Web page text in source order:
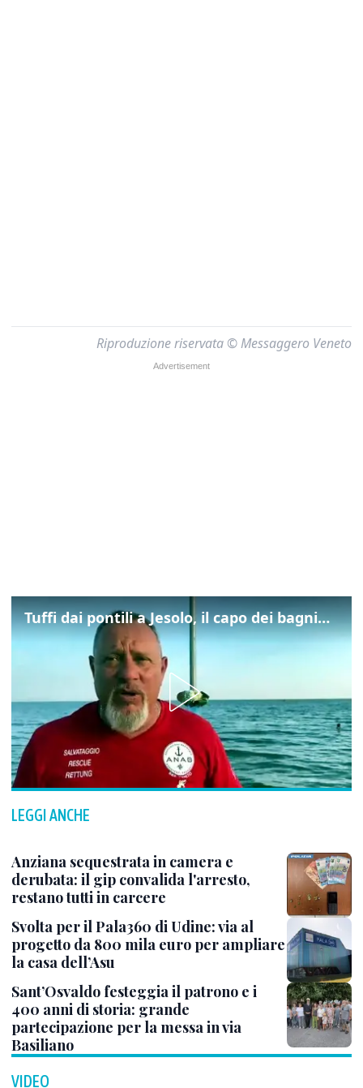
Riproduzione riservata © Messaggero Veneto
Tuffi dai pontili a Jesolo, il capo dei bagnini: "L'impegno di tutti per evitare altre tragedie"
LEGGI ANCHE
Anziana sequestrata in camera e
derubata: il gip convalida l'arresto,
restano tutti in carcere
Svolta per il Pala360 di Udine: via al
progetto da 800 mila euro per ampliare
la casa dell’Asu
Sant’Osvaldo festeggia il patrono e i
400 anni di storia: grande
partecipazione per la messa in via
Basiliano
VIDEO